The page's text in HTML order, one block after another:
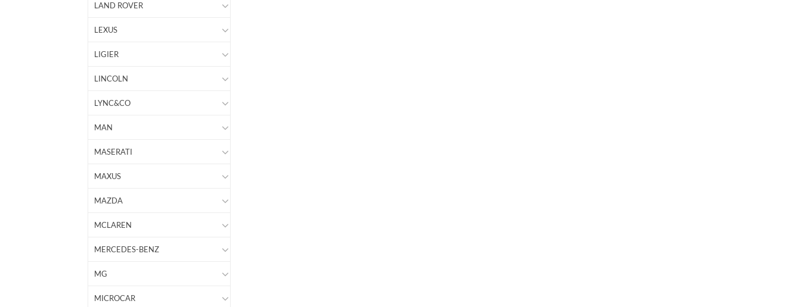
LAND ROVER
LEXUS
LIGIER
LINCOLN
LYNC&CO
MAN
MASERATI
MAXUS
MAZDA
MCLAREN
MERCEDES-BENZ
MG
MICROCAR